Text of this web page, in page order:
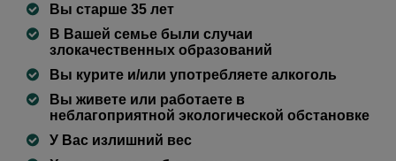
Вы старше 35 лет
В Вашей семье были случаи
злокачественных образований
Вы курите и/или употребляете алкоголь
Вы живете или работаете в
неблагоприятной экологической обстановке
У Вас излишний вес